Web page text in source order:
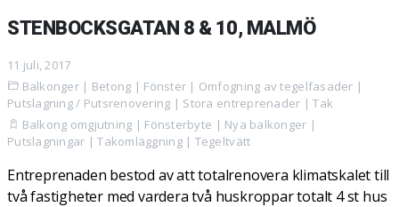
STENBOCKSGATAN 8 & 10, MALMÖ
11 juli, 2017
Balkonger | Betong | Fönster | Omfogning av tegelfasader |
Putslagning / Putsrenovering | Stora entreprenader |Tak
Balkong omgjutning | Fönsterbyte | Nya balkonger |
Putslagningar |Takomläggning| Tegeltvätt
Entreprenaden bestod av att totalrenovera klimatskalet till
två fastigheter med vardera två huskroppar totalt 4 st hus